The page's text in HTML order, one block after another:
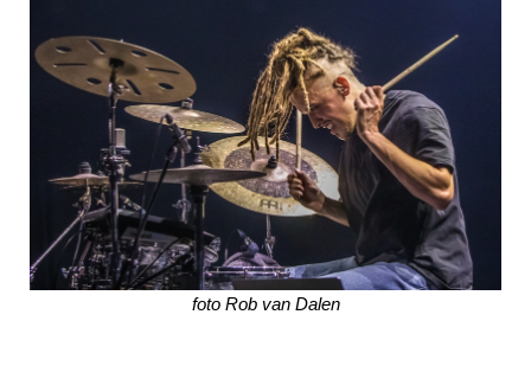
foto Rob van Dalen